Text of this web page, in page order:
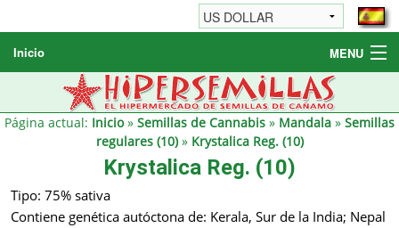
Inicio MENU
Semillas de cannabis
Otros productos
Informaciónes / FAQ
Revendedores
Página actual: Inicio» Semillas de Cannabis » Mandala » Semillas
regulares (10)» Krystalica Reg. (10)
Krystalica Reg. (10)
Tipo: 75% sativa
Contiene genética autóctona de: Kerala, Sur de la India; Nepal